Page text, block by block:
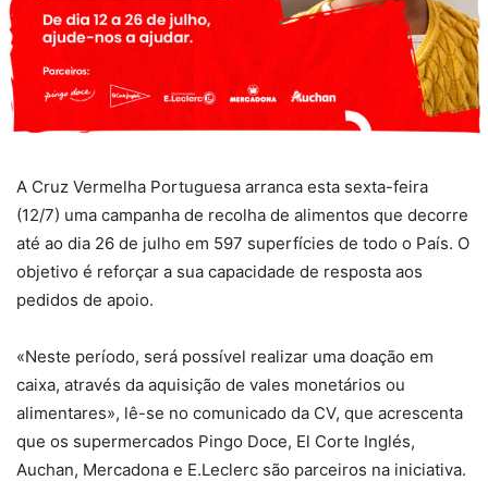
A Cruz Vermelha Portuguesa arranca esta sexta-feira
(12/7) uma campanha de recolha de alimentos que decorre
até ao dia 26 de julho em 597 superfícies de todo o País. O
objetivo é reforçar a sua capacidade de resposta aos
pedidos de apoio.
«Neste período, será possível realizar uma doação em
caixa, através da aquisição de vales monetários ou
alimentares», lê-se no comunicado da CV, que acrescenta
que os supermercados Pingo Doce, El Corte Inglés,
Auchan, Mercadona e E.Leclerc são parceiros na iniciativa.